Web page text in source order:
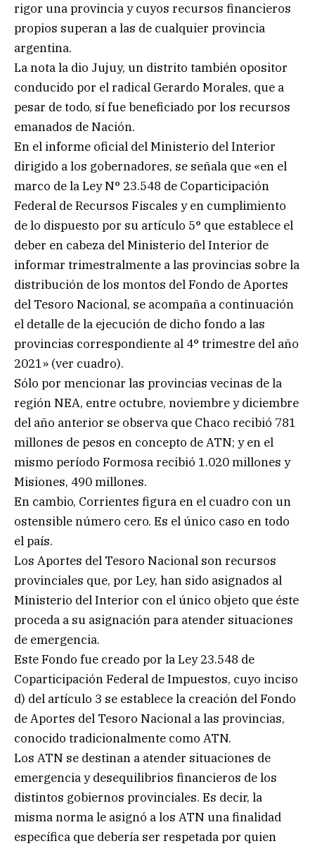
rigor una provincia y cuyos recursos financieros
propios superan a las de cualquier provincia
argentina.
La nota la dio Jujuy, un distrito también opositor
conducido por el radical Gerardo Morales, que a
pesar de todo, sí fue beneficiado por los recursos
emanados de Nación.
En el informe oficial del Ministerio del Interior
dirigido a los gobernadores, se señala que «en el
marco de la Ley N° 23.548 de Coparticipación
Federal de Recursos Fiscales y en cumplimiento
de lo dispuesto por su artículo 5° que establece el
deber en cabeza del Ministerio del Interior de
informar trimestralmente a las provincias sobre la
distribución de los montos del Fondo de Aportes
del Tesoro Nacional, se acompaña a continuación
el detalle de la ejecución de dicho fondo a las
provincias correspondiente al 4° trimestre del año
2021» (ver cuadro).
Sólo por mencionar las provincias vecinas de la
región NEA, entre octubre, noviembre y diciembre
del año anterior se observa que Chaco recibió 781
millones de pesos en concepto de ATN; y en el
mismo período Formosa recibió 1.020 millones y
Misiones, 490 millones.
En cambio, Corrientes figura en el cuadro con un
ostensible número cero. Es el único caso en todo
el país.
Los Aportes del Tesoro Nacional son recursos
provinciales que, por Ley, han sido asignados al
Ministerio del Interior con el único objeto que éste
proceda a su asignación para atender situaciones
de emergencia.
Este Fondo fue creado por la Ley 23.548 de
Coparticipación Federal de Impuestos, cuyo inciso
d) del artículo 3 se establece la creación del Fondo
de Aportes del Tesoro Nacional a las provincias,
conocido tradicionalmente como ATN.
Los ATN se destinan a atender situaciones de
emergencia y desequilibrios financieros de los
distintos gobiernos provinciales. Es decir, la
misma norma le asignó a los ATN una finalidad
específica que debería ser respetada por quien